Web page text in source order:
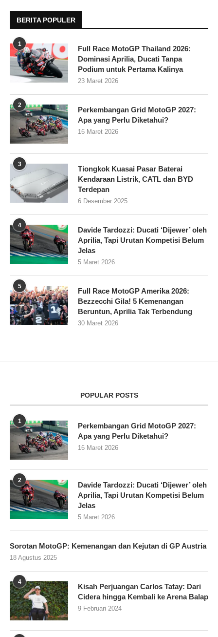
BERITA POPULER
1
Full Race MotoGP Thailand 2026:
Dominasi Aprilia, Ducati Tanpa
Podium untuk Pertama Kalinya
23 Maret 2026
2
Perkembangan Grid MotoGP 2027:
Apa yang Perlu Diketahui?
16 Maret 2026
3
Tiongkok Kuasai Pasar Baterai
Kendaraan Listrik, CATL dan BYD
Terdepan
6 Desember 2025
4
Davide Tardozzi: Ducati ‘Dijewer’ oleh
Aprilia, Tapi Urutan Kompetisi Belum
Jelas
5 Maret 2026
5
Full Race MotoGP Amerika 2026:
Bezzecchi Gila! 5 Kemenangan
Beruntun, Aprilia Tak Terbendung
30 Maret 2026
POPULAR POSTS
1
Perkembangan Grid MotoGP 2027:
Apa yang Perlu Diketahui?
16 Maret 2026
2
Davide Tardozzi: Ducati ‘Dijewer’ oleh
Aprilia, Tapi Urutan Kompetisi Belum
Jelas
5 Maret 2026
Sorotan MotoGP: Kemenangan dan Kejutan di GP Austria
18 Agustus 2025
4
Kisah Perjuangan Carlos Tatay: Dari
Cidera hingga Kembali ke Arena Balap
9 Februari 2024